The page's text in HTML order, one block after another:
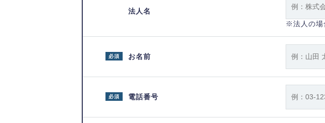
法人名
※法人の場
お名前
必須
電話番号
必須